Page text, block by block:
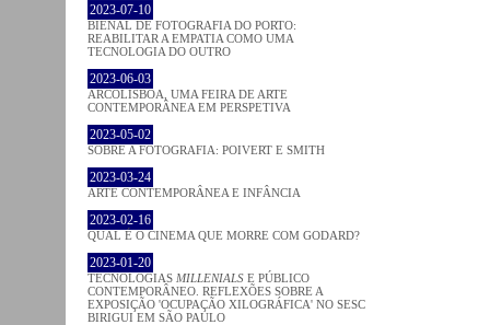
2023-07-10
BIENAL DE FOTOGRAFIA DO PORTO:
REABILITAR A EMPATIA COMO UMA
TECNOLOGIA DO OUTRO
2023-06-03
ARCOLISBOA, UMA FEIRA DE ARTE
CONTEMPORÂNEA EM PERSPETIVA
2023-05-02
SOBRE A FOTOGRAFIA: POIVERT E SMITH
2023-03-24
ARTE CONTEMPORÂNEA E INFÂNCIA
2023-02-16
QUAL É O CINEMA QUE MORRE COM GODARD?
2023-01-20
TECNOLOGIAS MILLENIALS E PÚBLICO
CONTEMPORÂNEO. REFLEXÕES SOBRE A
EXPOSIÇÃO 'OCUPAÇÃO XILOGRÁFICA' NO SESC
BIRIGUI EM SÃO PAULO